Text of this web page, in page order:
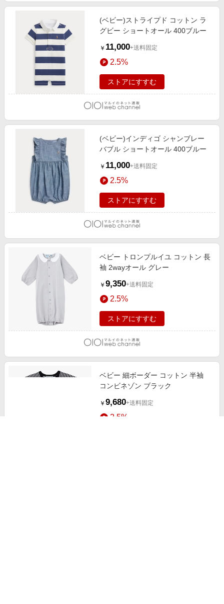
(ベビー)ストライプド コットン ラ
グビー ショートオール 400ブルー
￥ 11,000+送料固定
2.5%
ストアにすすむ
(ベビー)インディゴ シャンブレー
バブル ショートオール 400ブルー
￥ 11,000+送料固定
2.5%
ストアにすすむ
ベビー トロンプルイユ コットン 長
袖 2wayオール グレー
￥ 9,350+送料固定
2.5%
ストアにすすむ
ベビー 細ボーダー コットン 半袖
コンビネゾン ブラック
￥ 9,680+送料固定
2.5%